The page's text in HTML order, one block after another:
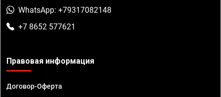
WhatsApp: +79317082148
+7 8652 577621
Правовая информация
Договор-Оферта